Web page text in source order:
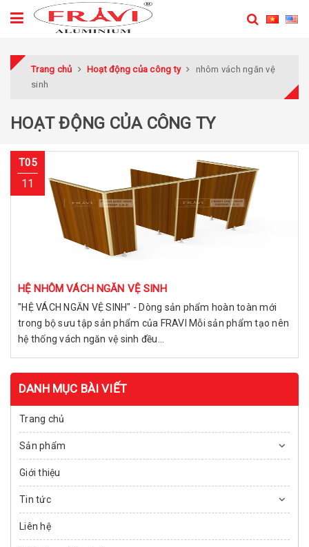
Trang chủ Hoạt động của công ty
nhôm vách ngăn vệ
sinh
HOẠT ĐỘNG CỦA CÔNG TY
T05
11
HỆ NHÔM VÁCH NGĂN VỆ SINH
"HỆ VÁCH NGĂN VỆ SINH" - Dòng sản phẩm hoàn toàn mới
trong bộ sưu tập sản phẩm của FRAVI Mỗi sản phẩm tạo nên
hệ thống vách ngăn vệ sinh đều...
DANH MỤC BÀI VIẾT
Trang chủ
Sản phẩm
Giới thiệu
Tin tức
Liên hệ